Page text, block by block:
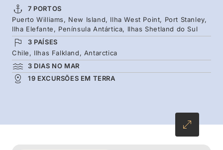
7 PORTOS
Puerto Williams, New Island, Ilha West Point, Port Stanley,
Ilha Elefante, Península Antártica, Ilhas Shetland do Sul
3 PAÍSES
Chile, Ilhas Falkland, Antarctica
3 DIAS NO MAR
19 EXCURSÕES EM TERRA